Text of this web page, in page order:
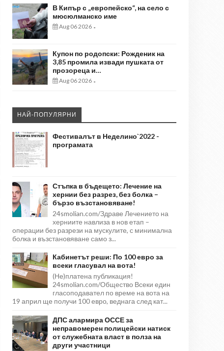
В Кипър с „европейско“, на село с
мюсюлманско име
Aug 06 2026 -
Купон по родопски: Рожденик на
3,85 промила извади пушката от
прозореца и…
Aug 06 2026 -
НАЙ-ПОПУЛЯРНИ
Фестивалът в Неделино`2022 -
програмата
Стъпка в бъдещето: Лечение на
хернии без разрез, без болка –
бързо възстановяване!
24smolian.com/Здраве Лечението на
херниите навлиза в нов етап –
операции без разрези на мускулите, с минимална
болка и възстановяване само з...
Кабинетът реши: По 100 евро за
всеки гласувал на вота!
(Не)платена публикация!
24smolian.com/Общество Всеки един
гласоподавател по време на вота на
19 април ще получи 100 евро, веднага след кат...
ДПС алармира ОССЕ за
неправомерен полицейски натиск
от служебната власт в полза на
други участници